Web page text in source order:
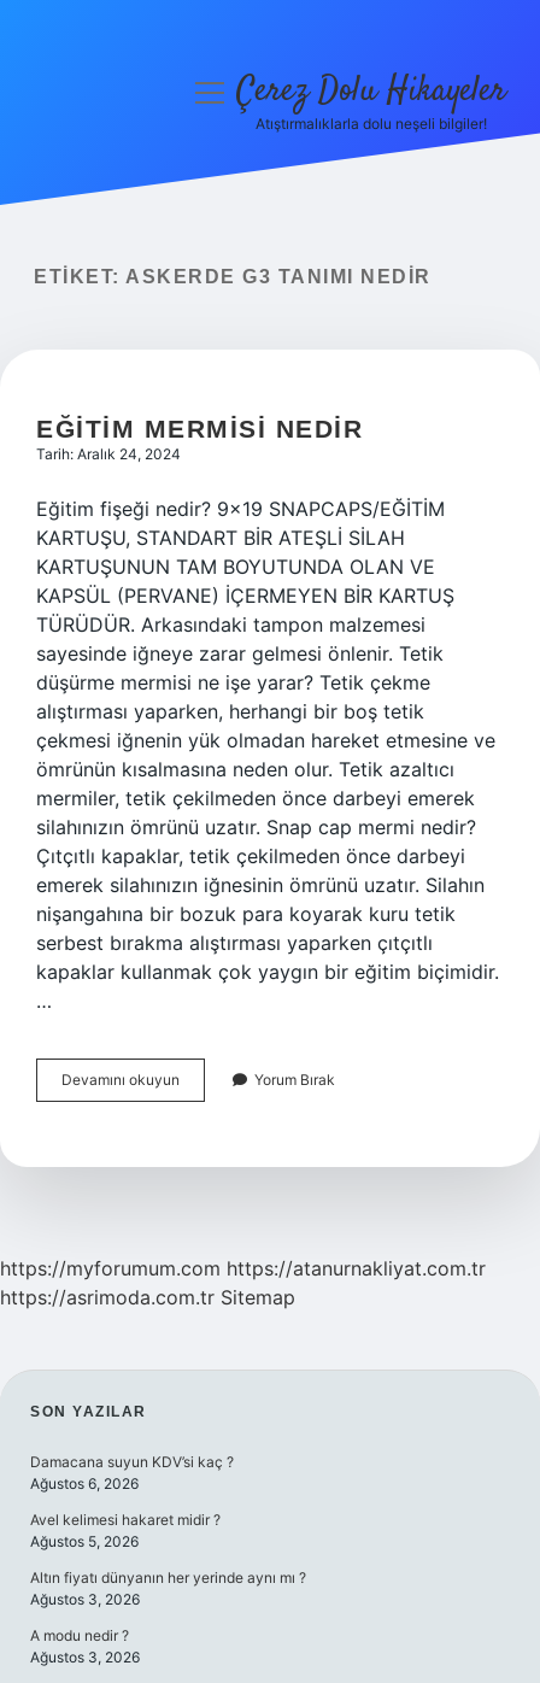
Yasal Uyarı
menüyüÇerez Dolu Hikayeler
Atıştırmalıklarla dolu neşeli bilgiler!
ETIKET: ASKERDE G3 TANIMI NEDIR
EĞITIM MERMISI NEDIR
Tarih: Aralık 24, 2024
Eğitim fişeği nedir? 9×19 SNAPCAPS/EĞİTİM
KARTUŞU, STANDART BİR ATEŞLİ SİLAH
KARTUŞUNUN TAM BOYUTUNDA OLAN VE
KAPSÜL (PERVANE) İÇERMEYEN BİR KARTUŞ
TÜRÜDÜR. Arkasındaki tampon malzemesi
sayesinde iğneye zarar gelmesi önlenir. Tetik
düşürme mermisi ne işe yarar? Tetik çekme
alıştırması yaparken, herhangi bir boş tetik
çekmesi iğnenin yük olmadan hareket etmesine ve
ömrünün kısalmasına neden olur. Tetik azaltıcı
mermiler, tetik çekilmeden önce darbeyi emerek
silahınızın ömrünü uzatır. Snap cap mermi nedir?
Çıtçıtlı kapaklar, tetik çekilmeden önce darbeyi
emerek silahınızın iğnesinin ömrünü uzatır. Silahın
nişangahına bir bozuk para koyarak kuru tetik
serbest bırakma alıştırması yaparken çıtçıtlı
kapaklar kullanmak çok yaygın bir eğitim biçimidir.
…
Devamını okuyun
Mermisi
Yorum Bırak
https://myforumum.com https://atanurnakliyat.com.tr
https://asrimoda.com.tr Sitemap
SIDEBAR
SON YAZILAR
Damacana suyun KDV’si kaç ?
Ağustos 6, 2026
Avel kelimesi hakaret midir ?
Ağustos 5, 2026
Altın fiyatı dünyanın her yerinde aynı mı ?
Ağustos 3, 2026
A modu nedir ?
Ağustos 3, 2026